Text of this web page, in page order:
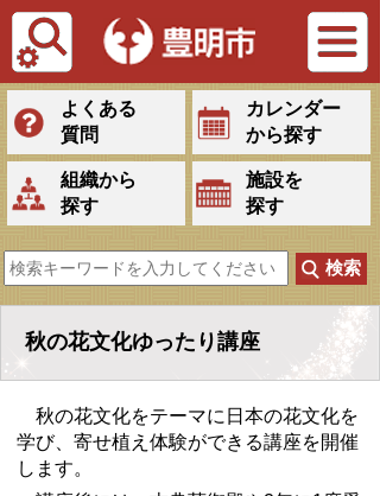
Tiếng Việt
よくある
質問
カレンダー
から探す
組織から
探す
施設を
探す
秋の花文化ゆったり講座
秋の花文化をテーマに日本の花文化を
学び、寄せ植え体験ができる講座を開催
します。